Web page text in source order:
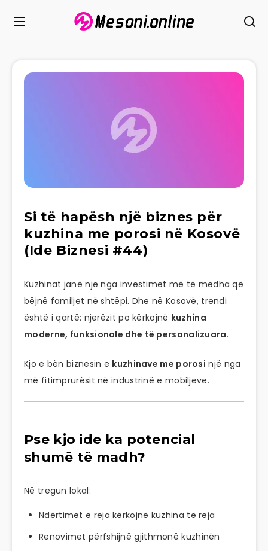
Si të hapësh një biznes për
kuzhina me porosi në Kosovë
(Ide Biznesi #44)
Kuzhinat janë një nga investimet më të mëdha që
bëjnë familjet në shtëpi. Dhe në Kosovë, trendi
është i qartë: njerëzit po kërkojnë kuzhina
moderne, funksionale dhe të personalizuara.
Kjo e bën biznesin e kuzhinave me porosi një nga
më fitimprurësit në industrinë e mobiljeve.
Pse kjo ide ka potencial
shumë të madh?
Në tregun lokal:
Ndërtimet e reja kërkojnë kuzhina të reja
Renovimet përfshijnë gjithmonë kuzhinën